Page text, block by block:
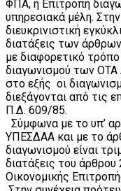
ΦΠΑ, ή Επιτροπή
υπηρεσιακά μέλη.
διευκρινιστική
διατάξεις των
με διαφορετικό
διαγωνισμού των ΟΤΑ
στο εξής οι
διεξάγονται από τις
Π.Δ. 609/85.
Σύμφωνα με το υπ’
ΥΠΕΣΔΑΑ και με το
διαγωνισμού είναι
διατάξεις του
Οικονομικής